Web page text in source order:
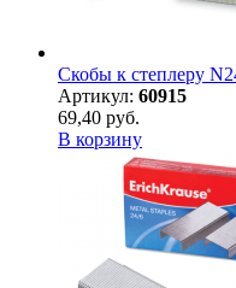
Скобы к степлеру
Артикул: 60915
69,40 руб.
В корзину